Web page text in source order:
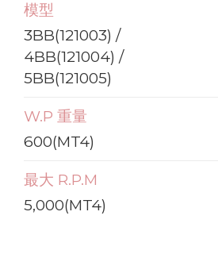
模型
3BB(121003) /
4BB(121004) /
5BB(121005)
W.P 重量
600(MT4)
最大 R.P.M
5,000(MT4)